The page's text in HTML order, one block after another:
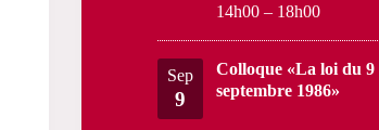
14h00 – 18h00
Sep
9
Colloque «La loi du 9
septembre 1986»